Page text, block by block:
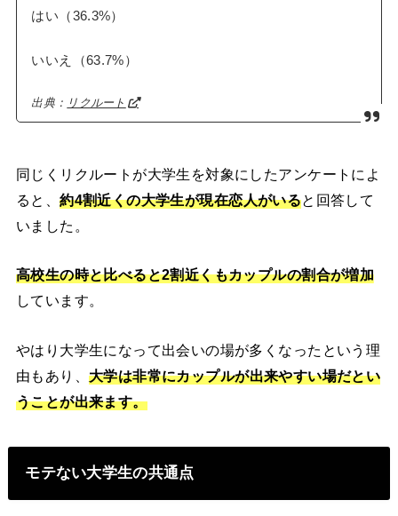
はい（36.3%）
いいえ（63.7%）
出典： リクルート
同じくリクルートが大学生を対象にしたアンケートによ
ると、約4割近くの大学生が現在恋人がいると回答して
いました。
高校生の時と比べると2割近くもカップルの割合が増加
しています。
やはり大学生になって出会いの場が多くなったという理
由もあり、 大学は非常にカップルが出来やすい場だとい
うことが出来ます。
モテない大学生の共通点